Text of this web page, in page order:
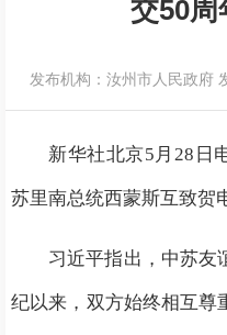
交50周
发布机构：汝州市人民政府
新华社北京5月28日
苏里南总统西蒙斯互致贺
习近平指出，中苏友
纪以来，双方始终相互尊